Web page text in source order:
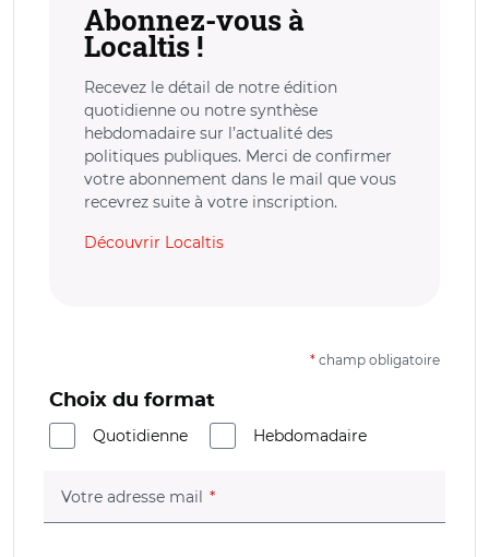
Abonnez-vous à
Localtis !
Recevez le détail de notre édition
quotidienne ou notre synthèse
hebdomadaire sur l’actualité des
politiques publiques. Merci de confirmer
votre abonnement dans le mail que vous
recevrez suite à votre inscription.
Découvrir Localtis
* champ obligatoire
Choix du format
Quotidienne
Hebdomadaire
Votre adresse mail (champ obligatoire)